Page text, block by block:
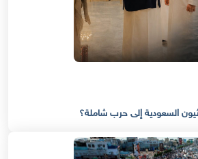
السعودية إلى حرب شاملة؟